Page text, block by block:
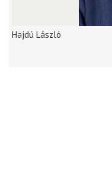
Hajdú László